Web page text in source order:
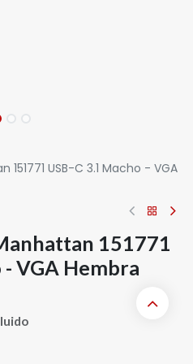
USB-C 3.1 Macho - VGA
151771
- VGA Hembra